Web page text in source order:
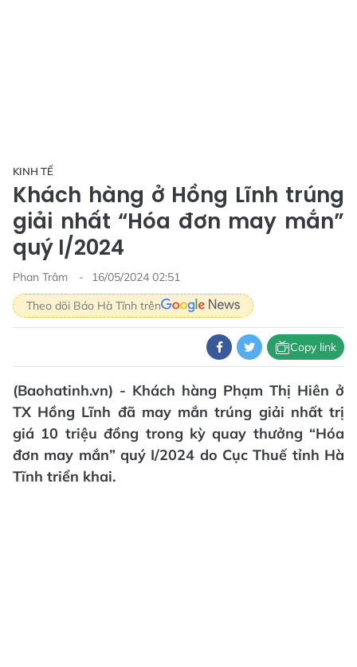
KINH TẾ
Khách hàng ở Hồng Lĩnh trúng
giải nhất “Hóa đơn may mắn”
quý I/2024
Phan Trâm
16/05/2024 02:51
Theo dõi Báo Hà Tĩnh trên
Copy link
(Baohatinh.vn) - Khách hàng Phạm Thị Hiên ở
TX Hồng Lĩnh đã may mắn trúng giải nhất trị
giá 10 triệu đồng trong kỳ quay thưởng “Hóa
đơn may mắn” quý I/2024 do Cục Thuế tỉnh Hà
Tĩnh triển khai.